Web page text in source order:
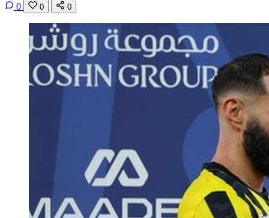
0
0 0